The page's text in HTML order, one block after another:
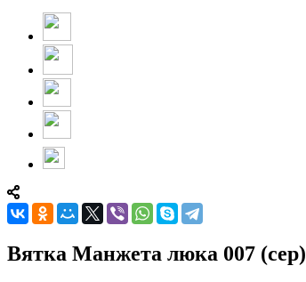
Вятка Манжета люка 007 (сер)